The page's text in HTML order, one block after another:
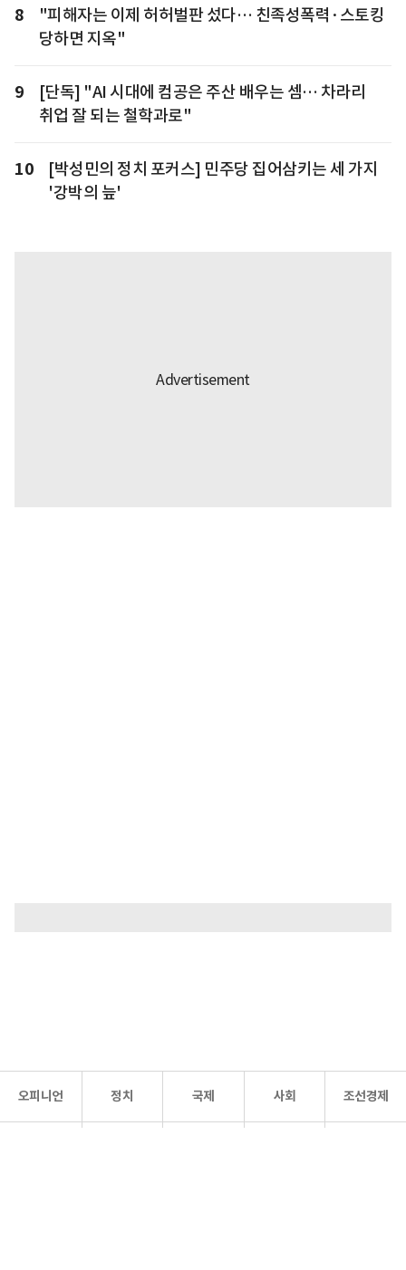
8
"피해자는 이제 허허벌판 섰다… 친족성폭력·스토킹
당하면 지옥"
9
[단독] "AI 시대에 컴공은 주산 배우는 셈… 차라리
취업 잘 되는 철학과로"
10
[박성민의 정치 포커스] 민주당 집어삼키는 세 가지
'강박의 늪'
오피니언 정치 국제 사회 조선경제